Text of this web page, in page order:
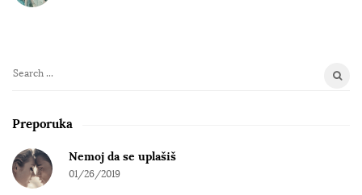
S
a
c
h
Preporuka
Nemoj da se uplašiš
01/26/2019